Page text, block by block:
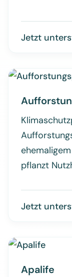
Jetzt
pflanzt
Jetzt
Apalife